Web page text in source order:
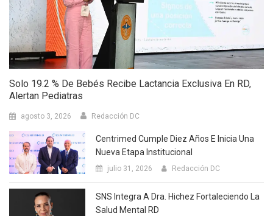
Solo 19.2 % De Bebés Recibe Lactancia Exclusiva En RD,
Alertan Pediatras
agosto 3, 2026 Redacción DC
Centrimed Cumple Diez Años E Inicia Una
Nueva Etapa Institucional
julio 31, 2026 Redacción DC
SNS Integra A Dra. Hichez Fortaleciendo La
Salud Mental RD